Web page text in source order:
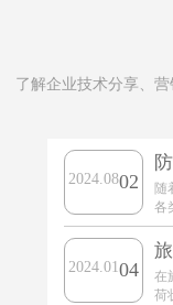
了解企业技术分享、
2024.0802
随
各
的
依
H5
2024.0104
在
荷